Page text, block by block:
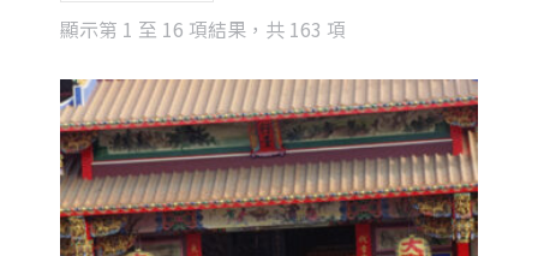
顯示第 1 至 16 項結果，共 163 項
latest